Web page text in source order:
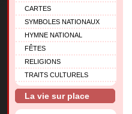
CARTES
SYMBOLES NATIONAUX
HYMNE NATIONAL
FÊTES
RELIGIONS
TRAITS CULTURELS
La vie sur place